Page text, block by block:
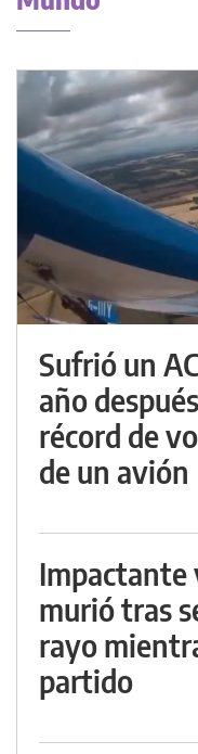
Sufrió un
año
récord de
de un avión
Impactante
murió tras
rayo
partido